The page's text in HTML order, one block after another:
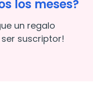
los meses?
un regalo
suscriptor!